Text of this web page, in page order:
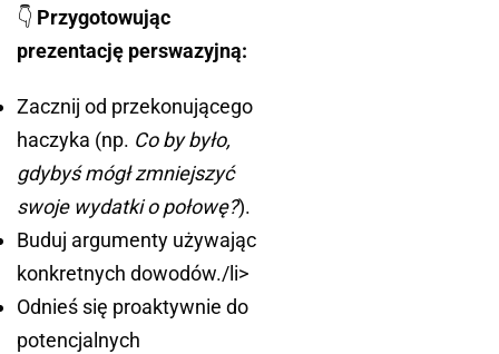
👇 Przygotowując
prezentację perswazyjną:
Zacznij od przekonującego
haczyka (np. Co by było,
gdybyś mógł zmniejszyć
swoje wydatki o połowę?).
Buduj argumenty używając
konkretnych dowodów./li>
Odnieś się proaktywnie do
potencjalnych